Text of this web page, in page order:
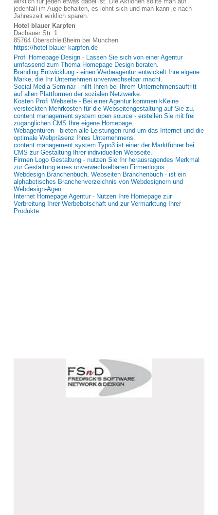
jedenfall im Auge behalten, es lohnt sich und man kann je nach
Jahreszeit wirklich sparen.
Hotel blauer Karpfen
Dachauer Str. 1
85764 Oberschleißheim bei München
https://hotel-blauer-karpfen.de
Profi Homepage Design - Lassen Sie sich von einer Agentur
umfassend zum Thema Homepage Design beraten.
Branding Entwicklung - einen Werbeagentur entwickelt Ihre eigene
Marke, die Ihr Unternehmen unverwechselbar macht.
Social Media Seminar - hilft Ihren bei Ihrem Unternehmensauftritt
auf allen Plattformen der sozialen Netzwerke.
Kosten Profi Webseite - Bei einer Agentur kommen kKeine
versteckten Mehrkosten für die Webseitengestaltung auf Sie zu.
content management system open source - erstellen Sie mit frei
zugänglichen CMS Ihre eigene Homepage.
Webagenturen - bieten alle Leistungen rund um das Internet und die
optimale Webpräsenz Ihres Unternehmens.
content management system Typo3 ist einer der Marktführer bei
CMS zur Gestaltung Ihrer individuellen Webseite.
Firmen Logo Gestaltung - nutzen Sie Ihr herausragendes Merkmal
zur Gestaltung eines unverwechselbaren Firmenlogos.
Webdesign Branchenbuch, Webseiten Branchenbuch - ist ein
alphabetisches Branchenverzeichnis von Webdesignern und
Webdesign-Agen
Internet Homepage Agentur - Nutzen Ihre Homepage zur
Verbreitung Ihrer Werbebotschaft und zur Vermarktung Ihrer
Produkte.